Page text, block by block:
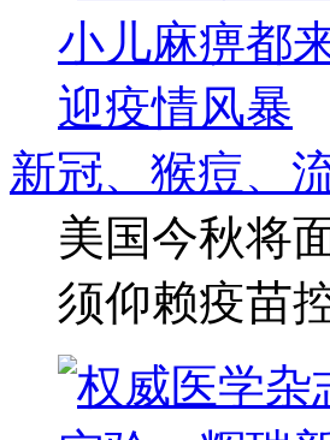
新冠、猴痘、
美国今秋将
须仰赖疫苗